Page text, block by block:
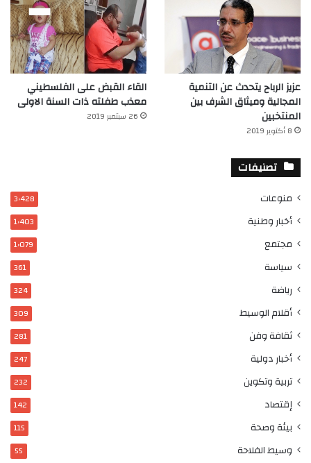
عزيز الرباح يتحدث عن التنمية
المجالية وميثاق الشرف بين
المنتخبين
8 أكتوبر 2019
القاء القبض على الفلسطيني
معذب طفلته ذات السنة الاولى
26 سبتمبر 2019
تصنيفات
منوعات 3٬428
أخبار وطنية 1٬403
مجتمع 1٬079
سياسة 361
رياضة 324
أقلام الوسيط 309
ثقافة وفن 281
أخبار دولية 247
تربية وتكوين 232
إقتصاد 142
بيئة وصحة 115
وسيط الفلاحة 55